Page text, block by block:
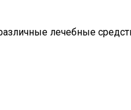
лечебные